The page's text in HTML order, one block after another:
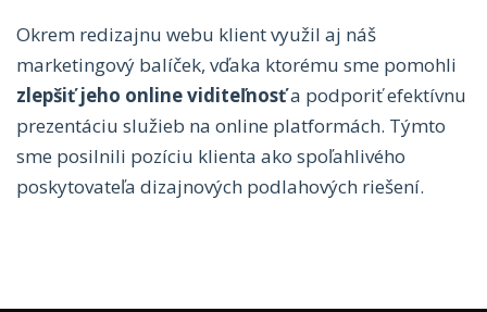
Okrem redizajnu webu klient využil aj náš
marketingový balíček, vďaka ktorému sme pomohli
zlepšiť jeho online viditeľnosťa podporiť efektívnu
prezentáciu služieb na online platformách. Týmto
sme posilnili pozíciu klienta ako spoľahlivého
poskytovateľa dizajnových podlahových riešení.